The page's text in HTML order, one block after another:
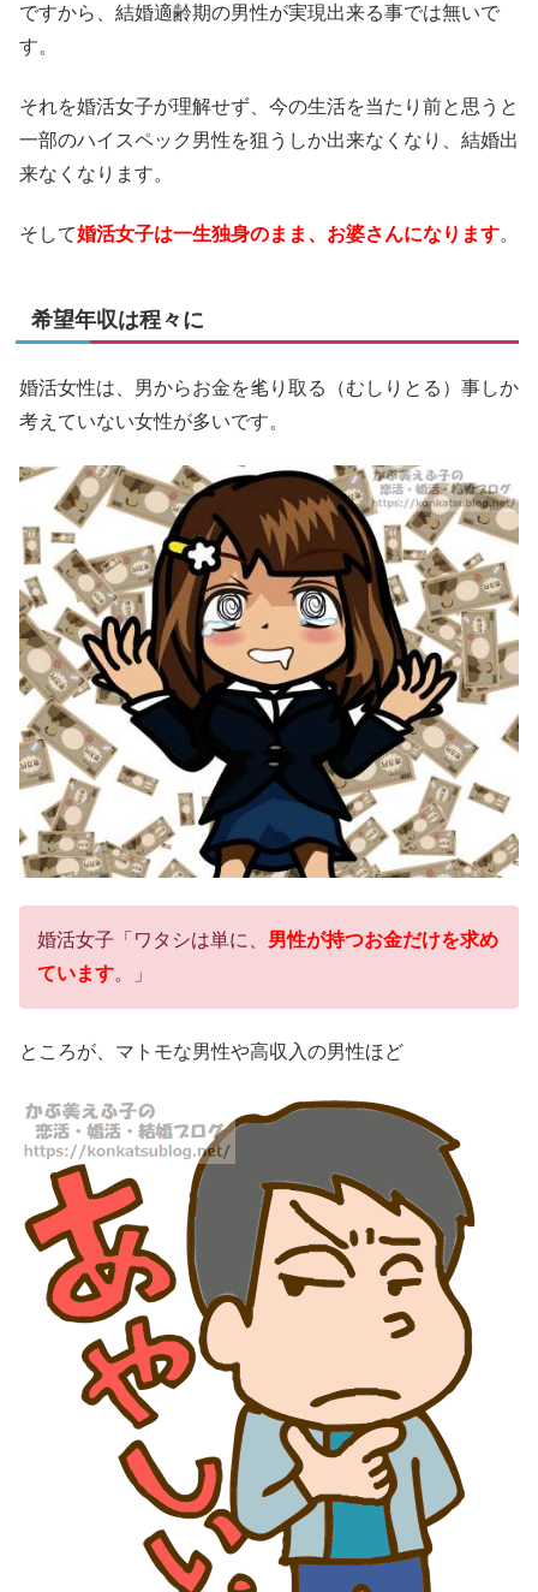
ですから、結婚適齢期の男性が実現出来る事では無いで
す。
それを婚活女子が理解せず、今の生活を当たり前と思うと
一部のハイスペック男性を狙うしか出来なくなり、結婚出
来なくなります。
そして婚活女子は一生独身のまま、お婆さんになります。
希望年収は程々に
婚活女性は、男からお金を毟り取る（むしりとる）事しか
考えていない女性が多いです。
婚活女子「ワタシは単に、 男性が持つお金だけを求め
ています。」
ところが、マトモな男性や高収入の男性ほど